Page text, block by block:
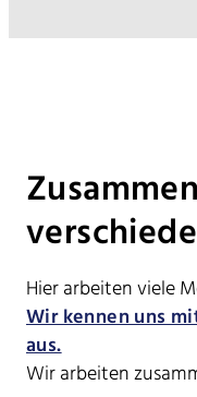
Hier arbeiten viele
Wir kennen uns
aus.
Wir arbeiten